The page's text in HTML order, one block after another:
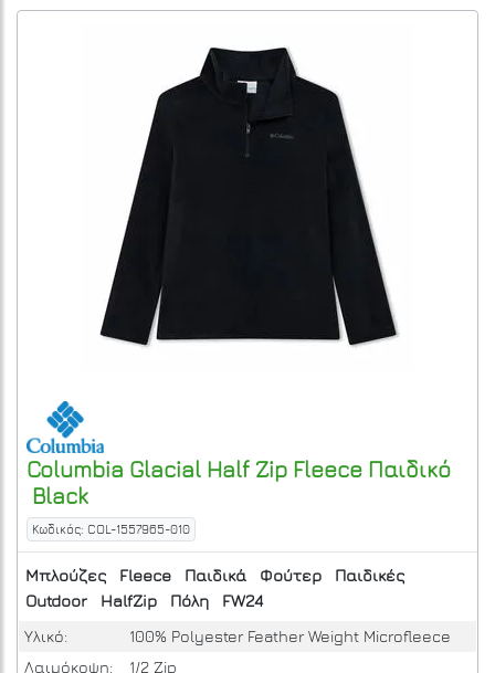
Columbia Glacial Half Zip Fleece Παιδικό
Black
Κωδικός: COL-1557965-010
Μπλούζες Fleece Παιδικά Φούτερ
Παιδικές
Outdoor
HalfZip Πόλη
FW24
Υλικό:
100% Polyester Feather Weight Microfleece
Λαιμόκοψη:
1/2 Zip